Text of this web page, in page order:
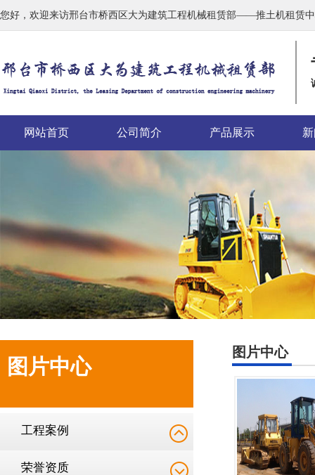
您好，欢迎来访邢台市桥西区大为建筑工程机械租赁部——推土机租赁
网站首页 公司简介 产品展示
图片中心
工程案例
荣誉资质
图片中心